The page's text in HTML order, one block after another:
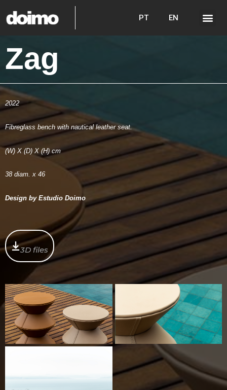
PT EN
Zag
2022
Fibreglass bench with nautical leather seat.
(W) X (D) X (H) cm
38 diam. x 46
Design by Estudio Doimo
3D files